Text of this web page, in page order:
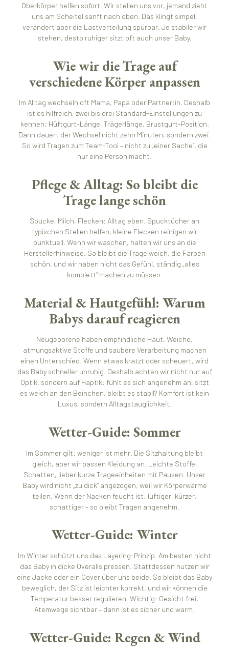
Oberkörper helfen sofort. Wir stellen uns vor, jemand zieht
uns am Scheitel sanft nach oben. Das klingt simpel,
verändert aber die Lastverteilung spürbar. Je stabiler wir
stehen, desto ruhiger sitzt oft auch unser Baby.
Wie wir die Trage auf
verschiedene Körper anpassen
Im Alltag wechseln oft Mama, Papa oder Partner:in. Deshalb
ist es hilfreich, zwei bis drei Standard-Einstellungen zu
kennen: Hüftgurt-Länge, Trägerlänge, Brustgurt-Position.
Dann dauert der Wechsel nicht zehn Minuten, sondern zwei.
So wird Tragen zum Team-Tool – nicht zu „einer Sache“, die
nur eine Person macht.
Pflege & Alltag: So bleibt die
Trage lange schön
Spucke, Milch, Flecken: Alltag eben. Spucktücher an
typischen Stellen helfen, kleine Flecken reinigen wir
punktuell. Wenn wir waschen, halten wir uns an die
Herstellerhinweise. So bleibt die Trage weich, die Farben
schön, und wir haben nicht das Gefühl, ständig „alles
komplett“ machen zu müssen.
Material & Hautgefühl: Warum
Babys darauf reagieren
Neugeborene haben empfindliche Haut. Weiche,
atmungsaktive Stoffe und saubere Verarbeitung machen
einen Unterschied. Wenn etwas kratzt oder scheuert, wird
das Baby schneller unruhig. Deshalb achten wir nicht nur auf
Optik, sondern auf Haptik: fühlt es sich angenehm an, sitzt
es weich an den Beinchen, bleibt es stabil? Komfort ist kein
Luxus, sondern Alltagstauglichkeit.
Wetter-Guide: Sommer
Im Sommer gilt: weniger ist mehr. Die Sitzhaltung bleibt
gleich, aber wir passen Kleidung an. Leichte Stoffe,
Schatten, lieber kurze Trageeinheiten mit Pausen. Unser
Baby wird nicht „zu dick“ angezogen, weil wir Körperwärme
teilen. Wenn der Nacken feucht ist: luftiger, kürzer,
schattiger – so bleibt Tragen angenehm.
Wetter-Guide: Winter
Im Winter schützt uns das Layering-Prinzip. Am besten nicht
das Baby in dicke Overalls pressen. Stattdessen nutzen wir
eine Jacke oder ein Cover über uns beide. So bleibt das Baby
beweglich, der Sitz ist leichter korrekt, und wir können die
Temperatur besser regulieren. Wichtig: Gesicht frei,
Atemwege sichtbar – dann ist es sicher und warm.
Wetter-Guide: Regen & Wind